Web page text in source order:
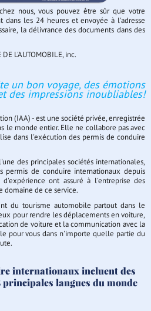
nous, vous pouvez être sûr que votre
dans les 24 heures et envoyée à l'adresse
la délivrance des documents dans des
L'AUTOMOBILE, inc.
un bon voyage, des émotions
des impressions inoubliables!
(IAA) - est une société privée, enregistrée
le monde entier. Elle ne collabore pas avec
dans l'exécution des permis de conduire
des principales sociétés internationales,
de conduire internationaux depuis
ont assuré à l'entreprise des
domaine de ce service.
du tourisme automobile partout dans le
pour rendre les déplacements en voiture,
de voiture et la communication avec la
pour vous dans n'importe quelle partie du
internationaux incluent des
langues du monde